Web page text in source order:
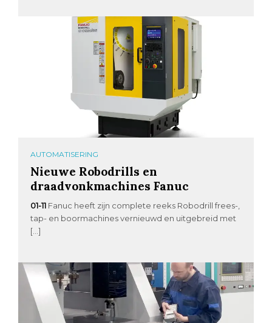
AUTOMATISERING
Nieuwe Robodrills en
draadvonkmachines Fanuc
01-11 Fanuc heeft zijn complete reeks Robodrill frees-,
tap- en boormachines vernieuwd en uitgebreid met
[…]